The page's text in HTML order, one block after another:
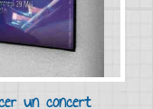
un concert